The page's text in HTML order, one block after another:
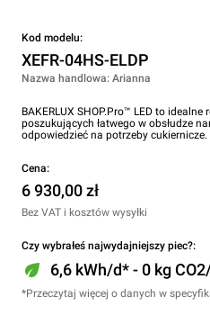
Kod modelu:
XEFR-04HS-ELDP
Nazwa handlowa: Arianna
BAKERLUX SHOP.Pro™ LED to
poszukujących łatwego w obsłudze
odpowiedzieć na potrzeby cukiernicze.
Cena:
6 930,00 zł
Bez VAT i kosztów wysyłki
Czy wybrałeś najwydajniejszy piec?:
6,6 kWh/d* - 0 kg
*Przeczytaj więcej o danych w